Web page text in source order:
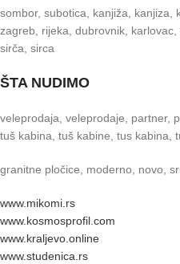
sombor, subotica, kanjiža, kanjiza,
zagreb, rijeka, dubrovnik,
sirča, sirca
ŠTA NUDIMO
veleprodaja, veleprodaje, partner,
tuš kabina, tuš kabine, tus kabina,
granitne pločice, moderno, novo,
www.mikomi.rs
www.kosmosprofil.com
www.kraljevo.online
www.studenica.rs